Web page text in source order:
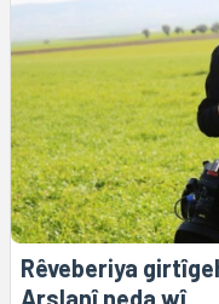
Rêveberiya
Arslanî neda wî